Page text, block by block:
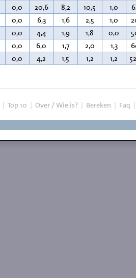
0,0 20,6 8,2 10,5 1,0
0,0 6,3 1,6 2,5 1,0
0,0 4,4 1,9 1,8 0,0
0,0 6,0 1,7 2,0 1,3
0,0 4,2 1,5 1,2 1,2
| Top 10 | Over / Wie is? | Bereken | Faq |